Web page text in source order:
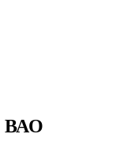
ВАО